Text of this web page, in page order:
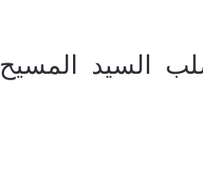
السيد المسيح